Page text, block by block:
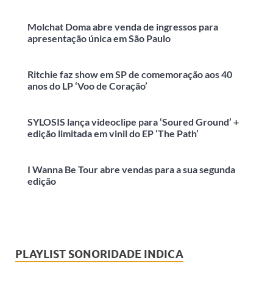
Molchat Doma abre venda de ingressos para
apresentação única em São Paulo
Ritchie faz show em SP de comemoração aos 40
anos do LP ‘Voo de Coração’
SYLOSIS lança videoclipe para ‘Soured Ground’ +
edição limitada em vinil do EP ‘The Path’
I Wanna Be Tour abre vendas para a sua segunda
edição
PLAYLIST SONORIDADE INDICA